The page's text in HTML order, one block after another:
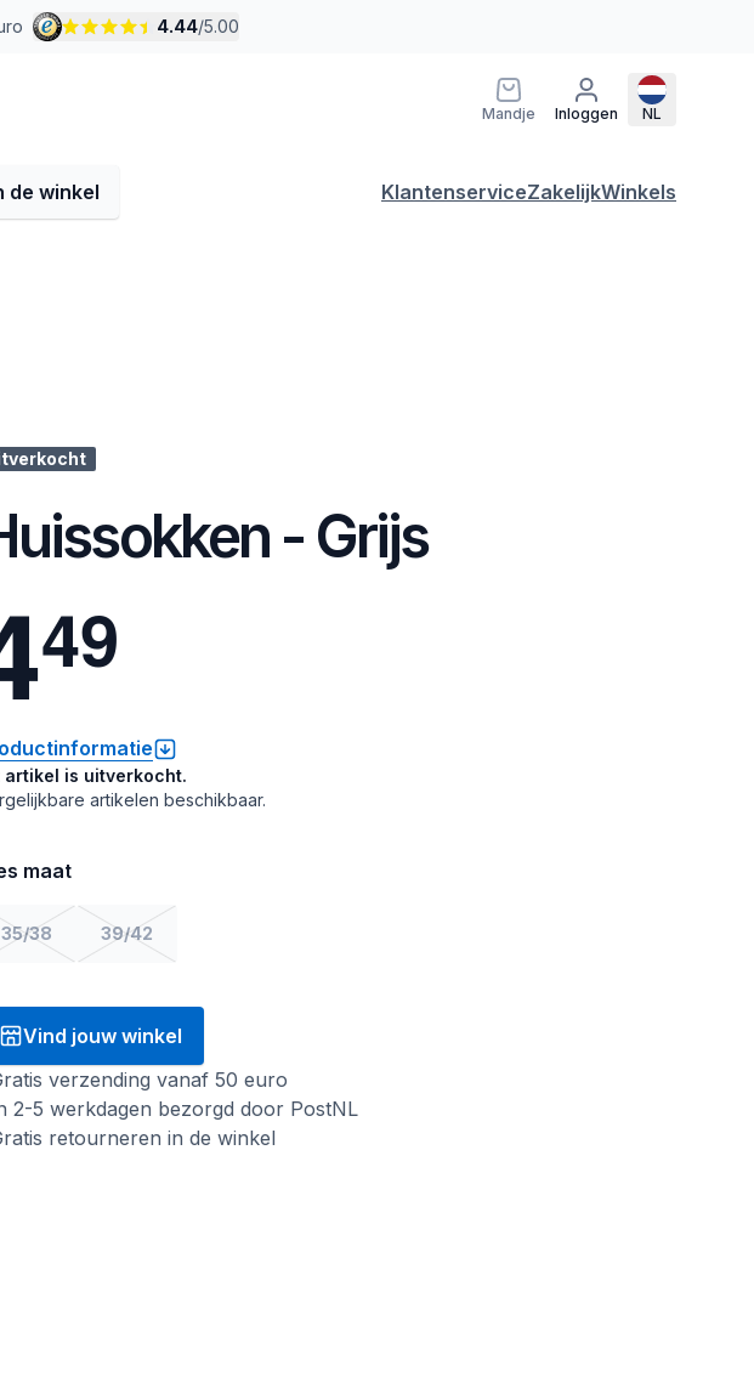
4.44/5.00
Mandje Inloggen NL
de winkel KlantenserviceZakelijkWinkels
- Grijs
49
artikel is uitverkocht.
artikelen beschikbaar.
maat
35/38 39/42
Vind jouw winkel
verzending vanaf 50 euro
2-5 werkdagen bezorgd door PostNL
retourneren in de winkel